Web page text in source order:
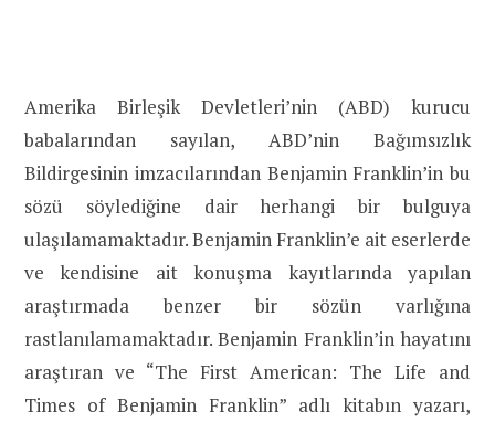
Amerika Birleşik Devletleri’nin (ABD) kurucu
babalarından sayılan, ABD’nin Bağımsızlık
Bildirgesinin imzacılarından Benjamin Franklin’in bu
sözü söylediğine dair herhangi bir bulguya
ulaşılamamaktadır. Benjamin Franklin’e ait eserlerde
ve kendisine ait konuşma kayıtlarında yapılan
araştırmada benzer bir sözün varlığına
rastlanılamamaktadır. Benjamin Franklin’in hayatını
araştıran ve “The First American: The Life and
Times of Benjamin Franklin” adlı kitabın yazarı,